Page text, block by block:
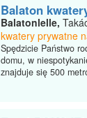
Balaton
Balatonlelle,
kwatery prywatne
Spędzicie Państwo
domu, w
znajduje się 500